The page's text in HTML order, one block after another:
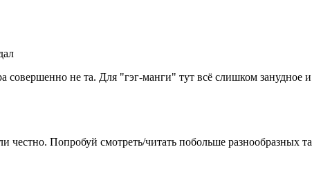
не та. Для "гэг-манги" тут всё слишком занудное
Попробуй смотреть/читать побольше разнообразных